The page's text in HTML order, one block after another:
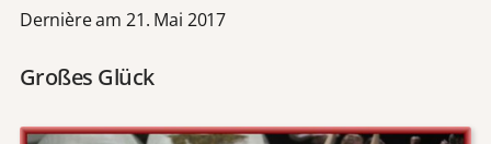
Dernière am 21. Mai 2017
Großes Glück